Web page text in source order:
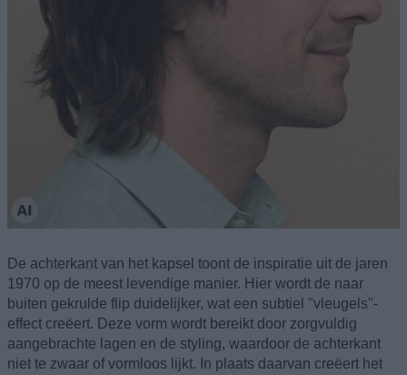
De achterkant van het kapsel toont de inspiratie uit de jaren
1970 op de meest levendige manier. Hier wordt de naar
buiten gekrulde flip duidelijker, wat een subtiel "vleugels"-
effect creëert. Deze vorm wordt bereikt door zorgvuldig
aangebrachte lagen en de styling, waardoor de achterkant
niet te zwaar of vormloos lijkt. In plaats daarvan creëert het